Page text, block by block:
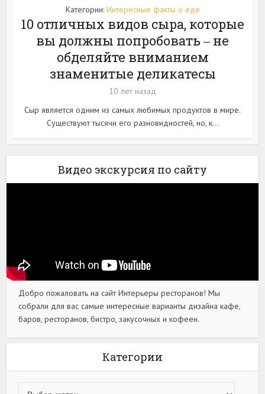
Категории: Интересные факты о еде
10 отличных видов сыра, которые
вы должны попробовать ‒ не
обделяйте вниманием
знаменитые деликатесы
10 лет назад
Сыр является одним из самых любимых продуктов в мире.
Существуют тысячи его разновидностей, но, к...
Видео экскурсия по сайту
Добро пожаловать на сайт Интерьеры ресторанов! Мы
собрали для вас самые интересные варианты дизайна кафе,
баров, ресторанов, бистро, закусочных и кофеен.
Категории